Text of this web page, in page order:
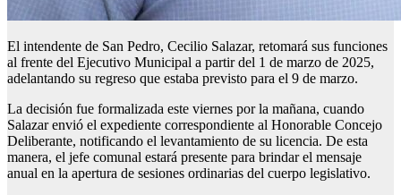
El intendente de San Pedro, Cecilio Salazar, retomará sus funciones
al frente del Ejecutivo Municipal a partir del 1 de marzo de 2025,
adelantando su regreso que estaba previsto para el 9 de marzo.
La decisión fue formalizada este viernes por la mañana, cuando
Salazar envió el expediente correspondiente al Honorable Concejo
Deliberante, notificando el levantamiento de su licencia. De esta
manera, el jefe comunal estará presente para brindar el mensaje
anual en la apertura de sesiones ordinarias del cuerpo legislativo.